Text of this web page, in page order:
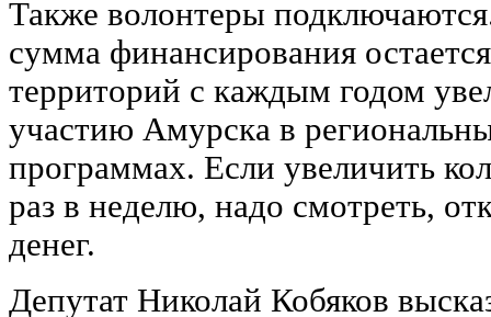
Также волонтеры
сумма финансирования
территорий с каждым годом
участию Амурска в
программах. Если увеличить
раз в неделю, надо смотреть,
денег.
Депутат Николай Кобяков